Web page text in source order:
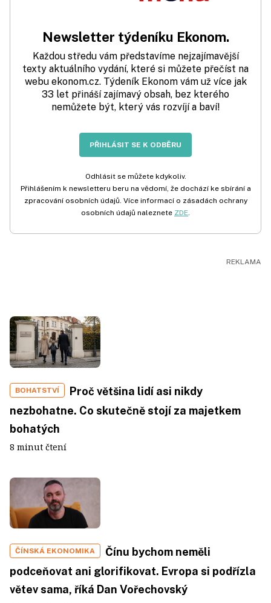
Newsletter týdeníku Ekonom.
Každou středu vám představíme nejzajímavější
texty aktuálního vydání, které si můžete přečíst na
webu ekonom.cz. Týdeník Ekonom vám už více jak
33 let přináší zajímavý obsah, bez kterého
nemůžete být, který vás rozvíjí a baví!
PŘIHLÁSIT SE K ODBĚRU
Odhlásit se můžete kdykoliv.
Přihlášením k newsletteru beru na vědomí, že dochází ke sbírání a
zpracování osobních údajů. Více informací o zásadách ochrany
osobních údajů naleznete ZDE.
BOHATSTVÍ
Proč většina lidí asi nikdy
nezbohatne. Co skutečně stojí za majetkem
bohatých
8 minut čtení
ČÍNSKÁ EKONOMIKA
Čínu bychom neměli
podceňovat ani glorifikovat. Evropa si podřízla
větev sama, říká Dan Vořechovský